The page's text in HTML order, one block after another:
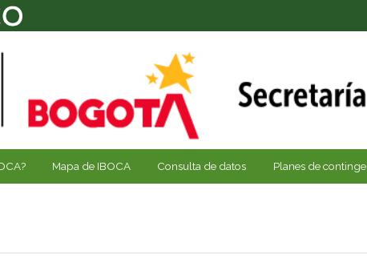
Mapa de IBOCA Consulta de datos Planes de